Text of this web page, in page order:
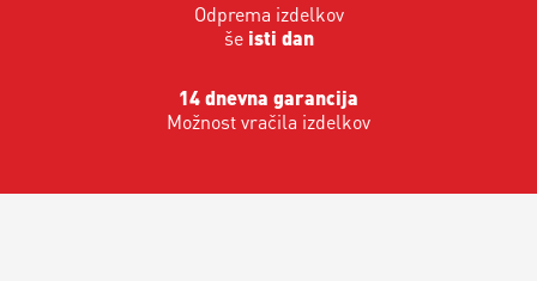
Odprema izdelkov
še isti dan
14 dnevna garancija
Možnost vračila izdelkov